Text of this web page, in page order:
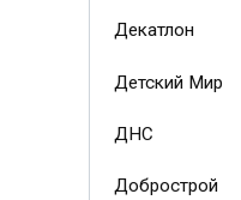
Декатлон
Детский Мир
ДНС
Добрострой